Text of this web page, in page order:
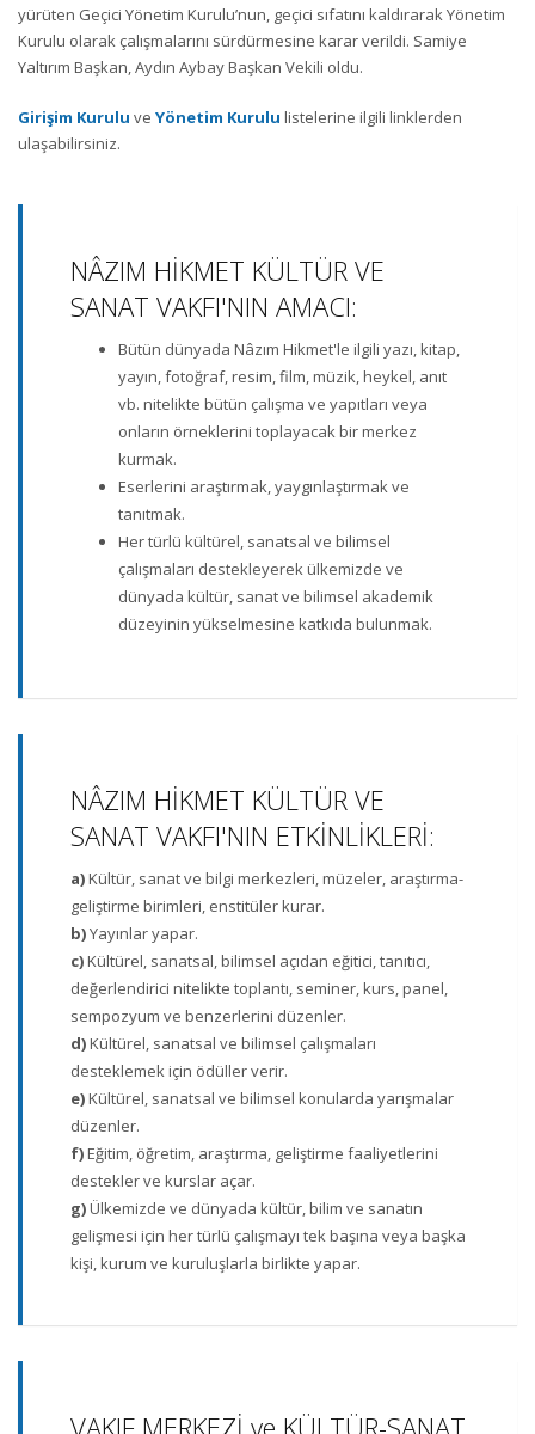
yürüten Geçici Yönetim Kurulu’nun, geçici sıfatını kaldırarak Yönetim
Kurulu olarak çalışmalarını sürdürmesine karar verildi. Samiye
Yaltırım Başkan, Aydın Aybay Başkan Vekili oldu.
Girişim Kurulu ve Yönetim Kurulu listelerine ilgili linklerden
ulaşabilirsiniz.
NÂZIM HİKMET KÜLTÜR VE
SANAT VAKFI'NIN AMACI:
Bütün dünyada Nâzım Hikmet'le ilgili yazı, kitap,
yayın, fotoğraf, resim, film, müzik, heykel, anıt
vb. nitelikte bütün çalışma ve yapıtları veya
onların örneklerini toplayacak bir merkez
kurmak.
Eserlerini araştırmak, yaygınlaştırmak ve
tanıtmak.
Her türlü kültürel, sanatsal ve bilimsel
çalışmaları destekleyerek ülkemizde ve
dünyada kültür, sanat ve bilimsel akademik
düzeyinin yükselmesine katkıda bulunmak.
NÂZIM HİKMET KÜLTÜR VE
SANAT VAKFI'NIN ETKİNLİKLERİ:
a)Kültür, sanat ve bilgi merkezleri, müzeler, araştırma-
geliştirme birimleri, enstitüler kurar.
b)Yayınlar yapar.
c)Kültürel, sanatsal, bilimsel açıdan eğitici, tanıtıcı,
değerlendirici nitelikte toplantı, seminer, kurs, panel,
sempozyum ve benzerlerini düzenler.
d)Kültürel, sanatsal ve bilimsel çalışmaları
desteklemek için ödüller verir.
e)Kültürel, sanatsal ve bilimsel konularda yarışmalar
düzenler.
f)Eğitim, öğretim, araştırma, geliştirme faaliyetlerini
destekler ve kurslar açar.
g)Ülkemizde ve dünyada kültür, bilim ve sanatın
gelişmesi için her türlü çalışmayı tek başına veya başka
kişi, kurum ve kuruluşlarla birlikte yapar.
VAKIF MERKEZİ ve KÜLTÜR-SANAT